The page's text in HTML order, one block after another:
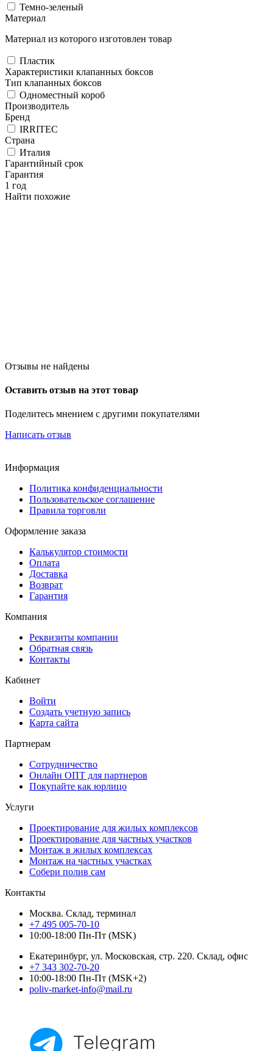
Темно-зеленый
Материал
Материал из которого изготовлен товар
Пластик
Характеристики клапанных боксов
Тип клапанных боксов
Одноместный короб
Производитель
Бренд
IRRITEC
Страна
Италия
Гарантийный срок
Гарантия
1 год
Найти похожие
Отзывы не найдены
Оставить отзыв на этот товар
Поделитесь мнением с другими покупателями
Написать отзыв
Информация
Политика конфиденциальности
Пользовательское соглашение
Правила торговли
Оформление заказа
Калькулятор стоимости
Оплата
Доставка
Возврат
Гарантия
Компания
Реквизиты компании
Обратная связь
Контакты
Кабинет
Войти
Создать учетную запись
Карта сайта
Партнерам
Сотрудничество
Онлайн ОПТ для партнеров
Покупайте как юрлицо
Услуги
Проектирование для жилых комплексов
Проектирование для частных участков
Монтаж в жилых комплексах
Монтаж на частных участках
Собери полив сам
Контакты
Москва. Склад, терминал
+7 495 005-70-10
10:00-18:00 Пн-Пт (MSK)
Екатеринбург, ул. Московская, стр. 220. Склад, офис
+7 343 302-70-20
10:00-18:00 Пн-Пт (MSK+2)
poliv-market-info@mail.ru